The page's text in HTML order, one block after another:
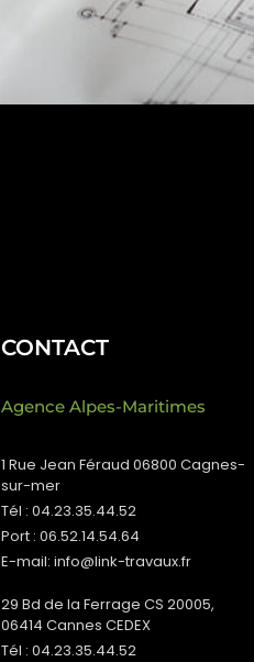
CONTACT
Agence Alpes-Maritimes
1 Rue Jean Féraud 06800 Cagnes-
sur-mer
Tél : 04.23.35.44.52
Port : 06.52.14.54.64
E-mail: info@link-travaux.fr
29 Bd de la Ferrage CS 20005,
06414 Cannes CEDEX
Tél : 04.23.35.44.52